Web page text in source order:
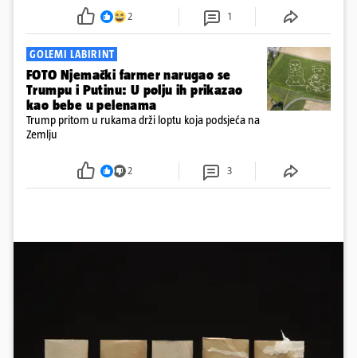
tvrtke SANB u južnoj talijanskoj pokrajini Apuliji za
AFP u utorak.
2 1
GOLEMI LABIRINT
FOTO Njemački farmer narugao se
Trumpu i Putinu: U polju ih prikazao
kao bebe u pelenama
Trump pritom u rukama drži loptu koja podsjeća na
Zemlju
2 3